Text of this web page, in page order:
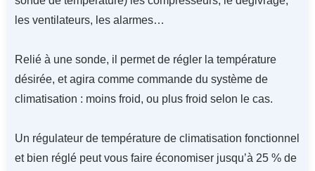
les ventilateurs, les alarmes…
Relié à une sonde, il permet de régler la température
désirée, et agira comme commande du système de
climatisation : moins froid, ou plus froid selon le cas.
Un régulateur de température de climatisation fonctionnel
et bien réglé peut vous faire économiser jusqu’à 25 % de